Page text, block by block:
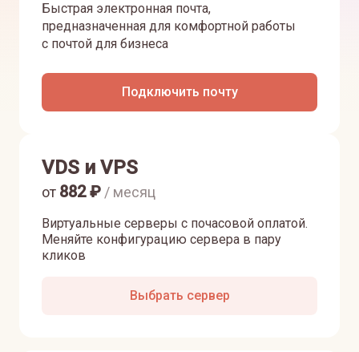
Быстрая электронная почта,
предназначенная для комфортной работы
с почтой для бизнеса
Подключить почту
VDS и VPS
Виртуальные серверы с почасовой оплатой.
Меняйте конфигурацию сервера в пару
кликов
от 882₽ / месяц
Выбрать сервер